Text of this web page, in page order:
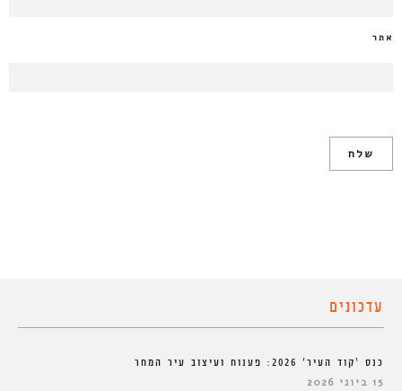
אתר
עדכונים
כנס ‘קוד העיר’ 2026: פענוח ועיצוב עיר המחר
15 ביוני 2026